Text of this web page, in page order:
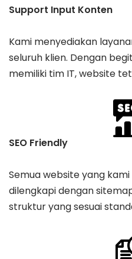
Support Input Konten
Kami menyediakan
seluruh klien. Dengan
memiliki tim IT, website
SEO Friendly
Semua website yang
dilengkapi dengan
struktur yang sesuai